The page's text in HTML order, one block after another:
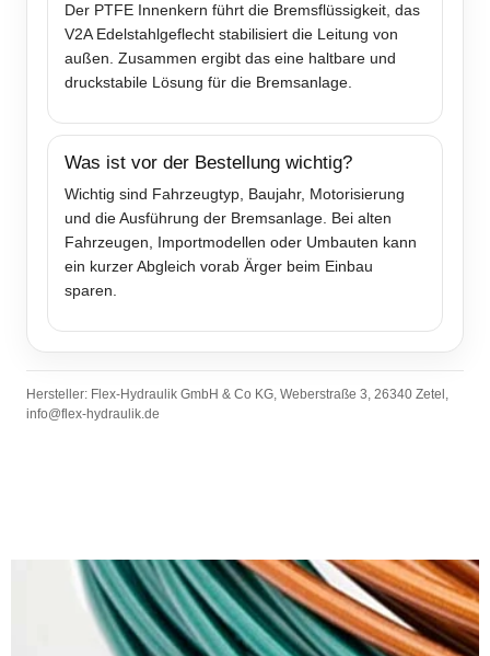
Der PTFE Innenkern führt die Bremsflüssigkeit, das
V2A Edelstahlgeflecht stabilisiert die Leitung von
außen. Zusammen ergibt das eine haltbare und
druckstabile Lösung für die Bremsanlage.
Was ist vor der Bestellung wichtig?
Wichtig sind Fahrzeugtyp, Baujahr, Motorisierung
und die Ausführung der Bremsanlage. Bei alten
Fahrzeugen, Importmodellen oder Umbauten kann
ein kurzer Abgleich vorab Ärger beim Einbau
sparen.
Hersteller: Flex-Hydraulik GmbH & Co KG, Weberstraße 3, 26340 Zetel,
info@flex-hydraulik.de